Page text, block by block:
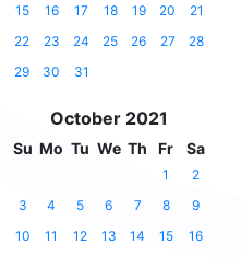
15
16 17 18 19 20
21
22
23 24 25 26 27
28
29
30 31
October 2021
Su Mo Tu We Th Fr Sa
1
2
3
4 5 6 7 8
9
10
11 12 13 14 15
16